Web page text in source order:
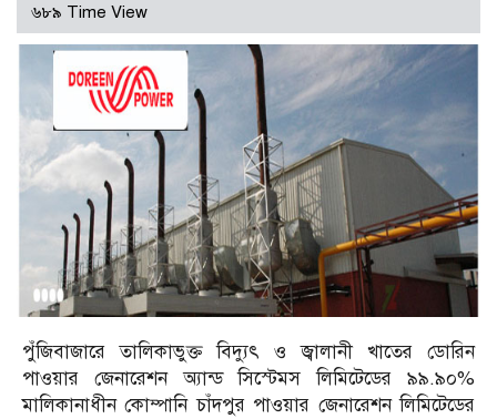
৬৮৯ Time View
পুঁজিবাজারে তালিকাভুক্ত বিদ্যুৎ ও জ্বালানী খাতের ডোরিন
পাওয়ার জেনারেশন অ্যান্ড সিস্টেমস লিমিটেডের ৯৯.৯০%
মালিকানাধীন কোম্পানি চাঁদপুর পাওয়ার জেনারেশন লিমিটেডের